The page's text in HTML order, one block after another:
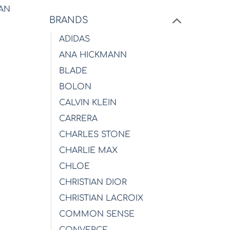
BRANDS
ADIDAS
ANA HICKMANN
BLADE
BOLON
CALVIN KLEIN
CARRERA
CHARLES STONE
CHARLIE MAX
CHLOE
CHRISTIAN DIOR
CHRISTIAN LACROIX
COMMON SENSE